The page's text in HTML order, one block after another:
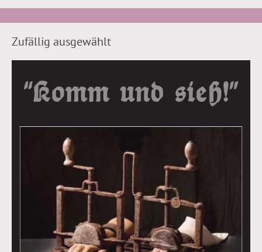
Zufällig ausgewählt